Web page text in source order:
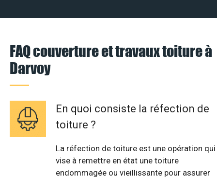
FAQ couverture et travaux toiture à
Darvoy
En quoi consiste la réfection de
toiture ?
La réfection de toiture est une opération qui
vise à remettre en état une toiture
endommagée ou vieillissante pour assurer